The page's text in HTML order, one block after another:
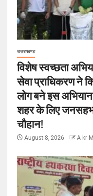
उत्तराखण्ड
विशेष स्वच्छता
सेवा प्राधिकरण ने
लोग बने इस
शहर के लिए
चौहान!
August 8, 2026 A kr